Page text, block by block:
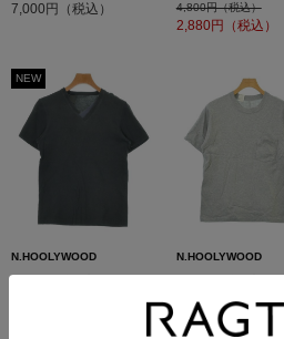
7,000円（税込）
4,800円（税込）
2,880円（税込）
NEW
N.HOOLYWOOD
Tシャツ・カットソー
N.HOOLYWOOD
Tシャツ・カットソー
コンディション: B
5,200円（税込）